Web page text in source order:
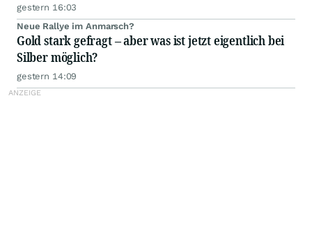
gestern 16:03
Neue Rallye im Anmarsch?
Gold stark gefragt – aber was ist jetzt eigentlich bei
Silber möglich?
gestern 14:09